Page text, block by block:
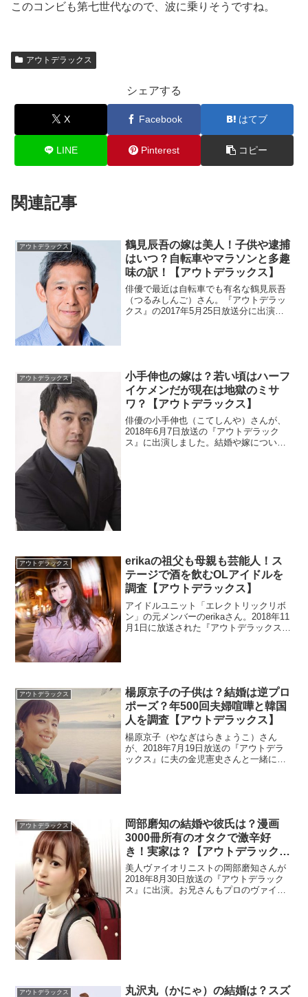
このコンビも第七世代なので、波に乗りそうですね。
アウトデラックス
シェアする
X Facebook はてブ
LINE Pinterest コピー
関連記事
アウトデラックス
鶴見辰吾の嫁は美人！子供や逮捕
はいつ？自転車やマラソンと多趣
味の訳！【アウトデラックス】
俳優で最近は自転車でも有名な鶴見辰吾
（つるみしんご）さん。『アウトデラッ
クス』の2017年5月25日放送分に出演。
アウトデラックス
小手伸也の嫁は？若い頃はハーフ
イケメンだが現在は地獄のミサ
ワ？【アウトデラックス】
俳優の小手伸也（こてしんや）さんが、
2018年6月7日放送の『アウトデラック
ス』に出演しました。結婚や嫁について
アウトデラックス
erikaの祖父も母親も芸能人！ス
テージで酒を飲むOLアイドルを
調査【アウトデラックス】
アイドルユニット「エレクトリックリボ
ン」の元メンバーのerikaさん。2018年11
月1日に放送された『アウトデラックス』
アウトデラックス
楊原京子の子供は？結婚は逆プロ
ポーズ？年500回夫婦喧嘩と韓国
人を調査【アウトデラックス】
楊原京子（やなぎはらきょうこ）さん
が、2018年7月19日放送の『アウトデラ
ックス』に夫の金児憲史さんと一緒に出
アウトデラックス
岡部磨知の結婚や彼氏は？漫画
3000冊所有のオタクで激辛好
き！実家は？【アウトデラック
ス】
美人ヴァイオリニストの岡部磨知さんが
2018年8月30日放送の『アウトデラック
ス』に出演。お兄さんもプロのヴァイオ
アウトデラックス
丸沢丸（かにゃ）の結婚は？スズ